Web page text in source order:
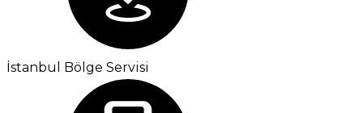
İstanbul Bölge Servisi